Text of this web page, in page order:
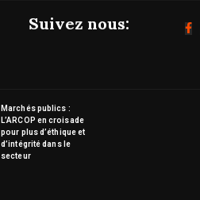
Suivez nous:
Marchés publics :
L’ARCOP en croisade
pour plus d’éthique et
d’intégrité dans le
secteur